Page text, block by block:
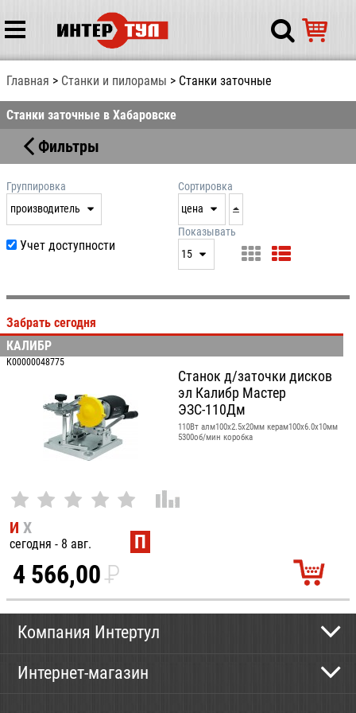
Главная Станки и пилорамы Станки заточные
Станки заточные в Хабаровске
Фильтры
Группировка
производитель
производитель
Сортировка
цена
дата
цена
артикул
Учет доступности
Показывать
15
25
Забрать сегодня
КАЛИБР
К00000048775
Станок д/заточки дисков
эл Калибр Мастер
ЭЗС-110Дм
110Вт алм100х2.5х20мм керам100х6.0х10мм
5300об/мин коробка
И Х
сегодня - 8 авг. П
4 566,00P
УБ.
Компания Интертул
Новости
Интернет-магазин